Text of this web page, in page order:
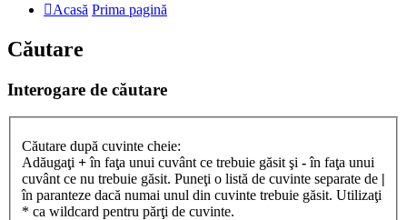
Acasă Prima pagină
Căutare
Interogare de căutare
Căutare după cuvinte cheie:
Adăugaţi +în faţa unui cuvânt ce trebuie găsit şi -în faţa unui
cuvânt ce nu trebuie găsit. Puneţi o listă de cuvinte separate de |
în paranteze dacă numai unul din cuvinte trebuie găsit. Utilizaţi
* ca wildcard pentru părţi de cuvinte.